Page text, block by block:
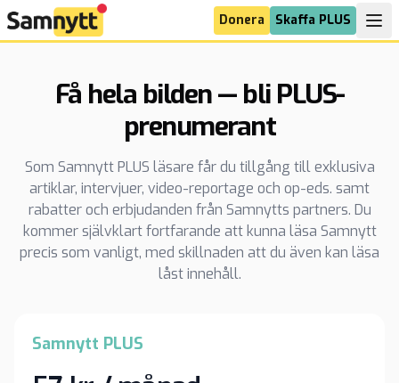
Donera Skaffa PLUS
Få hela bilden — bli PLUS-
prenumerant
Som Samnytt PLUS läsare får du tillgång till exklusiva
artiklar, intervjuer, video-reportage och op-eds. samt
rabatter och erbjudanden från Samnytts partners. Du
kommer självklart fortfarande att kunna läsa Samnytt
precis som vanligt, med skillnaden att du även kan läsa
låst innehåll.
Samnytt PLUS